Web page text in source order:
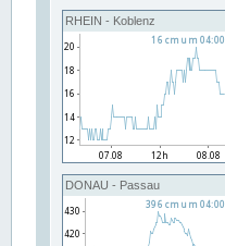
RHEIN - Koblenz
DONAU - Passau